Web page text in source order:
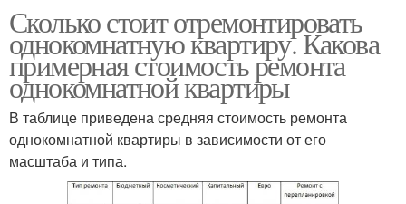
Сколько стоит отремонтировать
однокомнатную квартиру. Какова
примерная стоимость ремонта
однокомнатной квартиры
В таблице приведена средняя стоимость ремонта
однокомнатной квартиры в зависимости от его
масштаба и типа.